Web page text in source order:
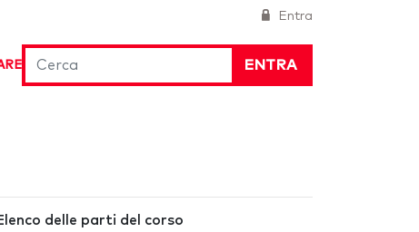
Entra
ENTRA
delle parti del corso